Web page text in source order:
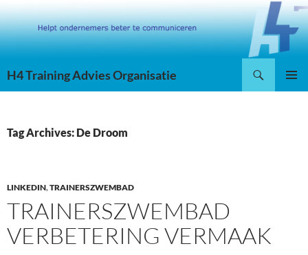
Skip
to
content
H4 Training Advies Organisatie
Tag Archives: De Droom
LINKEDIN,TRAINERSZWEMBAD
TRAINERSZWEMBAD
VERBETERING VERMAAK